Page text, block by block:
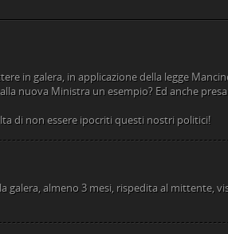
in galera, in applicazione della legge
nuova Ministra un esempio? Ed anche
di non essere ipocriti questi nostri politici!
galera, almeno 3 mesi, rispedita al mittente,